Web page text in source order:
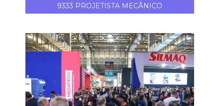
9333 PROJETISTA MECÂNICO